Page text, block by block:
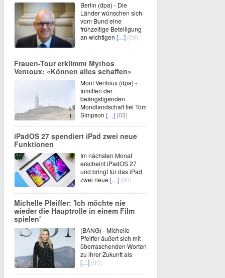
Berlin (dpa) - Die
Länder wünschen sich
vom Bund eine
frühzeitige Beteiligung
an wichtigen […] (00)
Frauen-Tour erklimmt Mythos
Ventoux: «Können alles schaffen»
Mont Ventoux (dpa) -
Inmitten der
beängstigenden
Mondlandschaft fiel Tom
Simpson […] (03)
iPadOS 27 spendiert iPad zwei neue
Funktionen
Im nächsten Monat
erscheint iPadOS 27
und bringt für das iPad
zwei neue […] (00)
Michelle Pfeiffer: 'Ich möchte nie
wieder die Hauptrolle in einem Film
spielen'
(BANG) - Michelle
Pfeiffer äußert sich mit
überraschenden Worten
zu ihrer Zukunft als
[…] (00)